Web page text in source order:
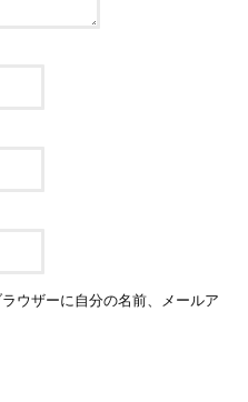
ウザーに自分の名前、メールア